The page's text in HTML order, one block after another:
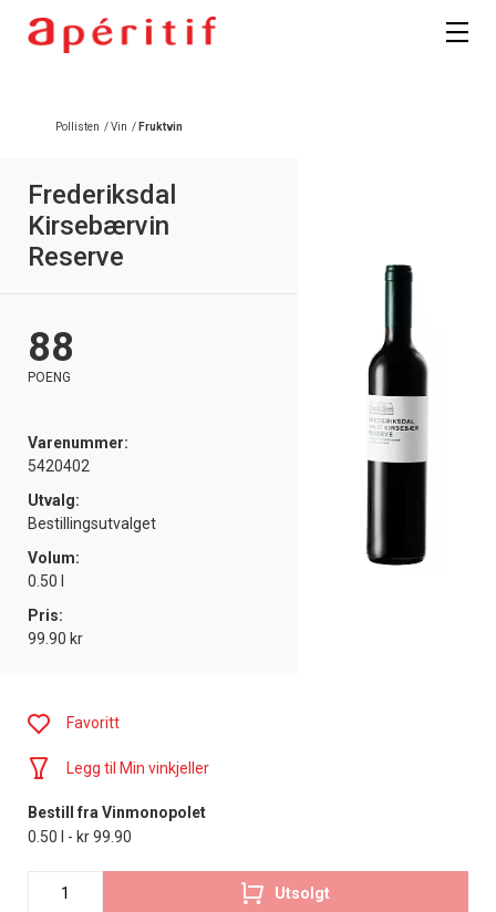
Pollisten /Vin / Fruktvin
Frederiksdal
Kirsebærvin
Reserve
88
POENG
Varenummer:
5420402
Utvalg:
Bestillingsutvalget
Volum:
0.50 l
Pris:
99.90 kr
Favoritt
Legg til Min vinkjeller
Bestill fra Vinmonopolet
0.50 l - kr 99.90
Utsolgt